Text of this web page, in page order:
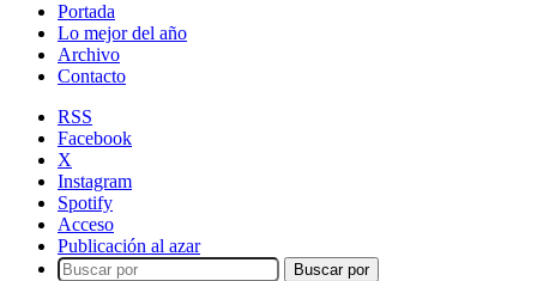
Portada
Lo mejor del año
Archivo
Contacto
RSS
Facebook
X
Instagram
Spotify
Acceso
Publicación al azar
Buscar por